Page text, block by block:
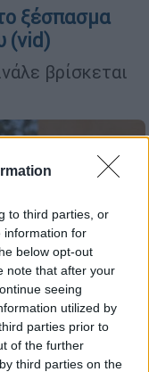
to third parties, or
information for
below opt-out
note that after your
seeing
utilized by
parties prior to
of the further
third parties on the
ξέσπασμα
(vid)
βρίσκεται